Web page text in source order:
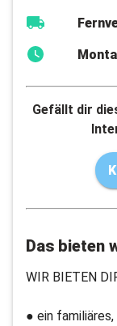
Gefällt dir
Das bieten
WIR BIETEN
● ein